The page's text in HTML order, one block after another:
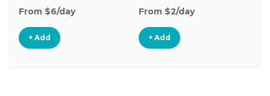
From $6/day
+ Add
From $2/day
+ Add